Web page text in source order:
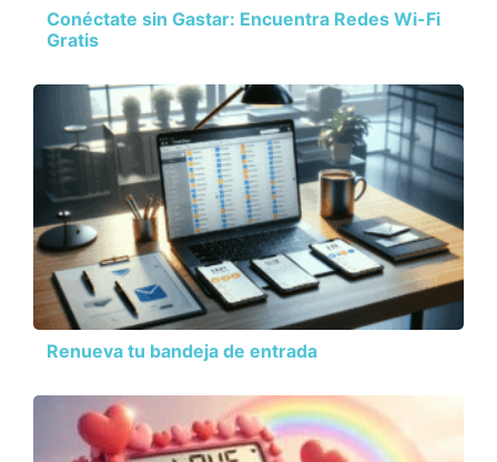
Conéctate sin Gastar: Encuentra Redes Wi-Fi
Gratis
Renueva tu bandeja de entrada